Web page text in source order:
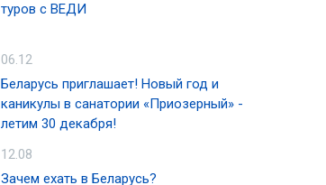
туров с ВЕДИ
06.12
Беларусь приглашает! Новый год и
каникулы в санатории «Приозерный» -
летим 30 декабря!
12.08
Зачем ехать в Беларусь?